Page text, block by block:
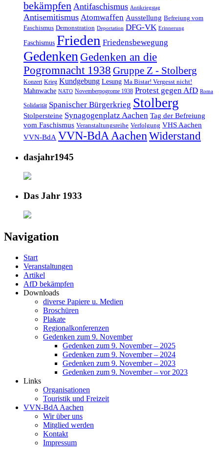
bekämpfen Antifaschismus Antikriegstag
Antisemitismus Atomwaffen Ausstellung Befreiung vom
Faschismus Demonstration Deportation DFG-VK Erinnerung
Faschismus Frieden Friedensbewegung
Gedenken Gedenken an die
Pogromnacht 1938 Gruppe Z - Stolberg
Konzert Krieg Kundgebung Lesung Ma Bistar! Vergesst nicht!
Mahnwache NATO Novemberpogrome 1938 Protest gegen AfD Roma
Solidarität Spanischer Bürgerkrieg Stolberg
Stolpersteine Synagogenplatz Aachen Tag der Befreiung
vom Faschismus Veranstaltungsreihe Verfolgung VHS Aachen
VVN-BdA VVN-BdA AachenWiderstand
dasjahr1945
Das Jahr 1933
Navigation
Start
Veranstaltungen
Artikel
AfD bekämpfen
Downloads
diverse Papiere u. Medien
Broschüren
Plakate
Regionalkonferenzen
Gedenken zum 9. November
Gedenken zum 9. November – 2025
Gedenken zum 9. November – 2024
Gedenken zum 9. November – 2023
Gedenken zum 9. November – vor 2023
Links
Organisationen
Touristik und Freizeit
VVN-BdA Aachen
Wir über uns
Mitglied werden
Kontakt
Impressum